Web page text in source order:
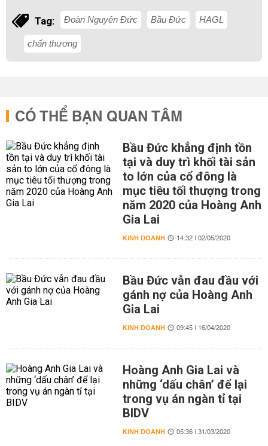
Tag: Đoàn Nguyên Đức Bầu Đức HAGL
chấn thương
CÓ THỂ BẠN QUAN TÂM
Bầu Đức khẳng định tồn
tại và duy trì khối tài sản
to lớn của cổ đông là
mục tiêu tối thượng trong
năm 2020 của Hoàng Anh
Gia Lai
KINH DOANH 14:32 | 02/05/2020
Bầu Đức vẫn đau đầu với
gánh nợ của Hoàng Anh
Gia Lai
KINH DOANH 09:45 | 16/04/2020
Hoàng Anh Gia Lai và
những ‘dấu chân’ để lại
trong vụ án ngàn tỉ tại
BIDV
KINH DOANH 05:36 | 31/03/2020